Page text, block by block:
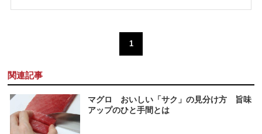
1
関連記事
マグロ おいしい「サク」の見分け方 旨味
アップのひと手間とは